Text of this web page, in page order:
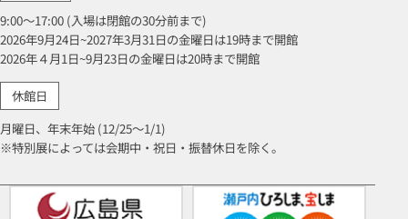
9:00～17:00 (入場は閉館の30分前まで)
2026年9月24日~2027年3月31日の金曜日は19時まで開館
2026年４月1日~9月23日の金曜日は20時まで開館
休館日
月曜日、年末年始 (12/25～1/1)
※特別展によっては会期中・祝日・振替休日を除く。